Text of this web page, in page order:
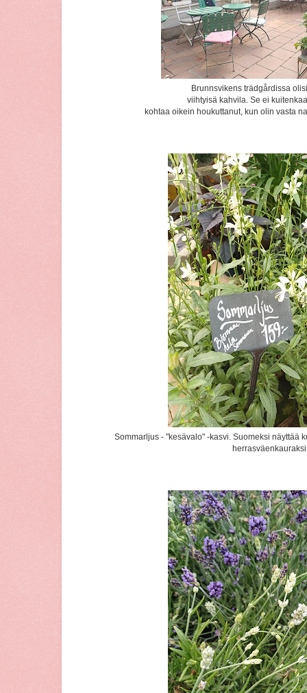
Brunnsvikens trädgårdissa
viihtyisä kahvila. Se ei
kohtaa oikein houkuttanut, kun olin vasta
Sommarljus - "kesävalo" -kasvi. Suomeksi näyttää